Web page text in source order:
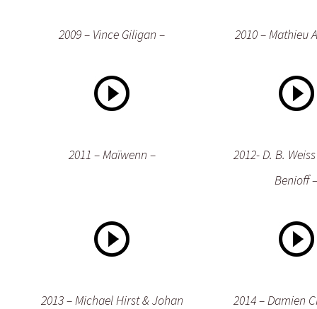
2009 – Vince Giligan – 2010 – Mathieu
2011 – Maïwenn –
2012- D. B.
Benioff –
2013 – Michael Hirst & Johan
2014 – Damien